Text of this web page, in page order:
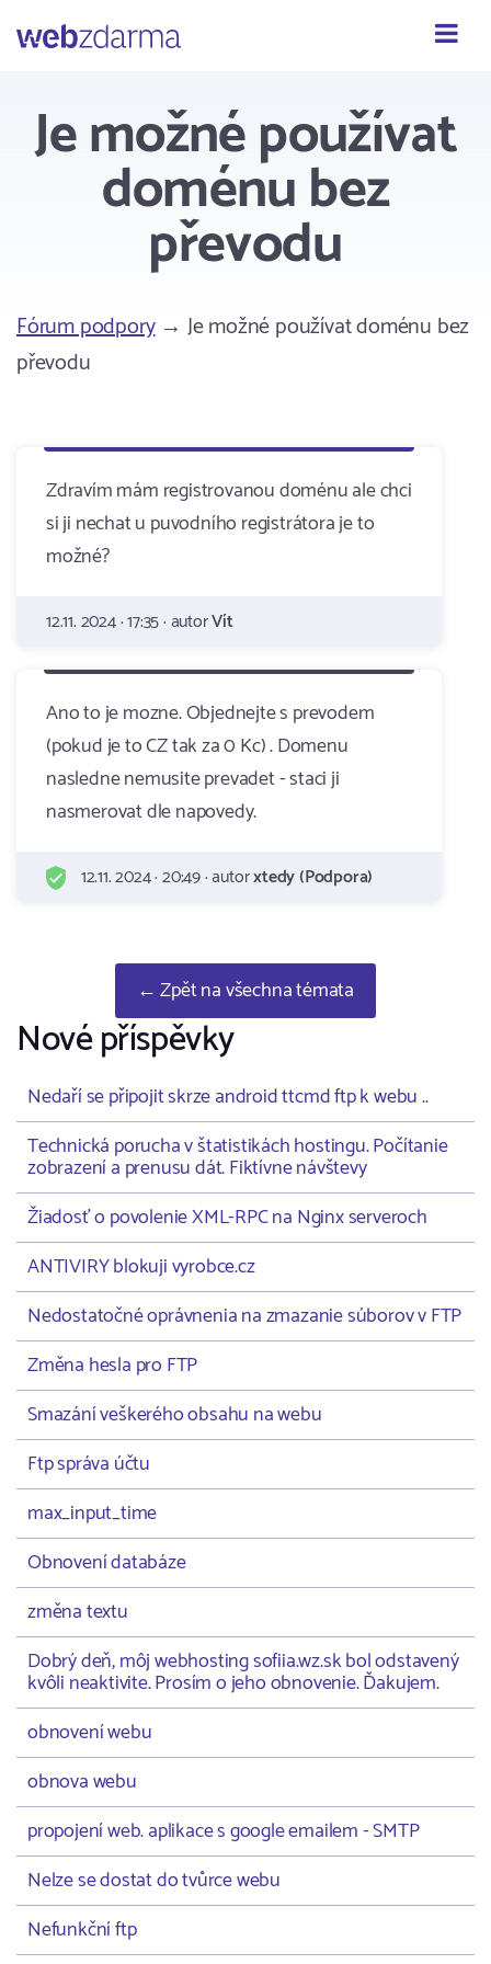
Webzdarma
Je možné používat
doménu bez
převodu
Fórum podpory→ Je možné používat doménu bez
převodu
Zdravím mám registrovanou doménu ale chci
si ji nechat u puvodního registrátora je to
možné?
12.11. 2024 · 17:35 · autorVít
Ano to je mozne. Objednejte s prevodem
(pokud je to CZ tak za 0 Kc) . Domenu
nasledne nemusite prevadet - staci ji
nasmerovat dle napovedy.
12.11. 2024 · 20:49 · autorxtedy (Podpora)
← Zpět na všechna témata
Nové příspěvky
Nedaří se připojit skrze android ttcmd ftp k webu ..
Technická porucha v štatistikách hostingu. Počítanie
zobrazení a prenusu dát. Fiktívne návštevy
Žiadosť o povolenie XML-RPC na Nginx serveroch
ANTIVIRY blokuji vyrobce.cz
Nedostatočné oprávnenia na zmazanie súborov v FTP
Změna hesla pro FTP
Smazání veškerého obsahu na webu
Ftp správa účtu
max_input_time
Obnovení databáze
změna textu
Dobrý deň, môj webhosting sofiia.wz.sk bol odstavený
kvôli neaktivite. Prosím o jeho obnovenie. Ďakujem.
obnovení webu
obnova webu
propojení web. aplikace s google emailem - SMTP
Nelze se dostat do tvůrce webu
Nefunkční ftp